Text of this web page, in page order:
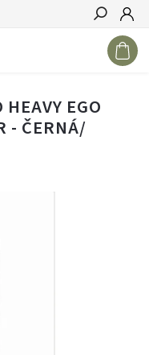
Hledat
EGO
- ČERNÁ/